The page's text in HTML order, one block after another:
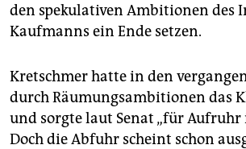
den spekulativen Ambitionen des
Kaufmanns ein Ende setzen.
Kretschmer hatte in den
durch Räumungsambitionen das
und sorgte laut Senat „für Aufruhr
Doch die Abfuhr scheint schon